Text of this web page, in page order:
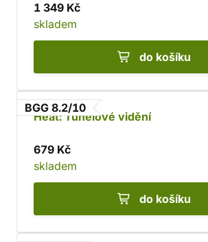
1 349 Kč
skladem
do košíku
BGG 8.2/10
Heat: Tunelové vidění
679 Kč
skladem
do košíku